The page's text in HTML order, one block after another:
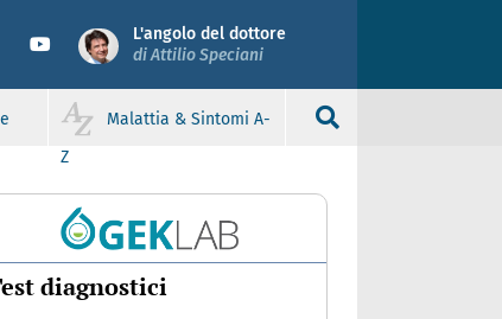
L'angolo del dottore
di Attilio Speciani
Malattia & Sintomi A-
Z
diagnostici